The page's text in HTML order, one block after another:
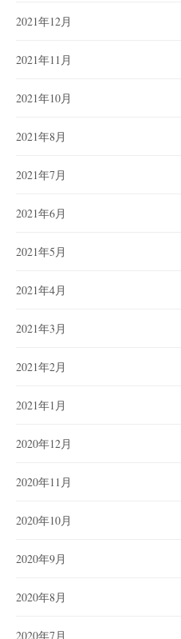
2021年12月
2021年11月
2021年10月
2021年8月
2021年7月
2021年6月
2021年5月
2021年4月
2021年3月
2021年2月
2021年1月
2020年12月
2020年11月
2020年10月
2020年9月
2020年8月
2020年7月